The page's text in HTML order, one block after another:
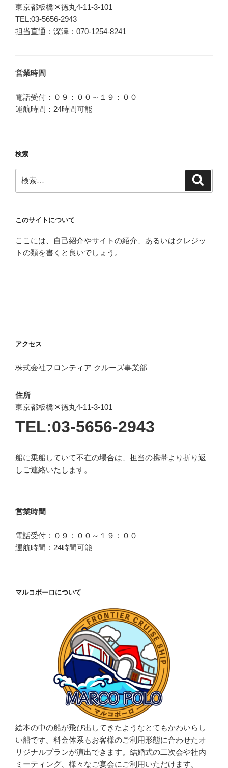
東京都板橋区徳丸4-11-3-101
TEL:03-5656-2943
担当直通：深澤：070-1254-8241
営業時間
電話受付：０９：００～１９：００
運航時間：24時間可能
検索
索:
このサイトについて
ここには、自己紹介やサイトの紹介、あるいはクレジッ
トの類を書くと良いでしょう。
アクセス
株式会社フロンティア クルーズ事業部
住所
東京都板橋区徳丸4-11-3-101
TEL:03-5656-2943
船に乗船していて不在の場合は、担当の携帯より折り返
しご連絡いたします。
営業時間
電話受付：０９：００～１９：００
運航時間：24時間可能
マルコポーロについて
絵本の中の船が飛び出してきたようなとてもかわいらし
い船です。料金体系もお客様のご利用形態に合わせたオ
リジナルプランが演出できます。結婚式の二次会や社内
ミーティング、様々なご宴会にご利用いただけます。